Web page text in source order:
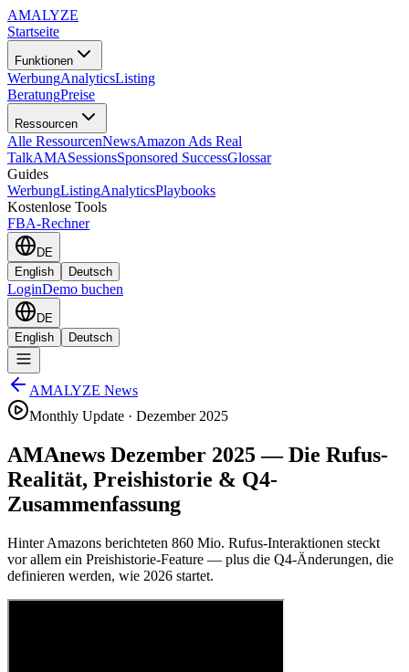
AMALYZE
Startseite
Funktionen
WerbungAnalyticsListing
BeratungPreise
Ressourcen
Alle RessourcenNewsAmazon Ads Real
TalkAMASessionsSponsored SuccessGlossar
Guides
WerbungListingAnalyticsPlaybooks
Kostenlose Tools
FBA-Rechner
DE
English
Deutsch
LoginDemo buchen
DE
English
Deutsch
AMALYZE News
Monthly Update · Dezember 2025
AMAnews Dezember 2025 — Die Rufus-
Realität, Preishistorie & Q4-
Zusammenfassung
Hinter Amazons berichteten 860 Mio. Rufus-Interaktionen steckt
vor allem ein Preishistorie-Feature — plus die Q4-Änderungen, die
definieren werden, wie 2026 startet.